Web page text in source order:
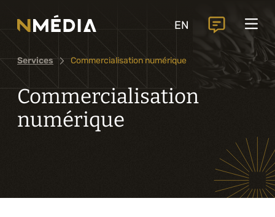
EN
Services
Services principaux
Analyse et conception numérique
Commercialisation numérique
Intégration de solutions d’affaires
Services Commercialisation numérique
Commercialisation
numérique